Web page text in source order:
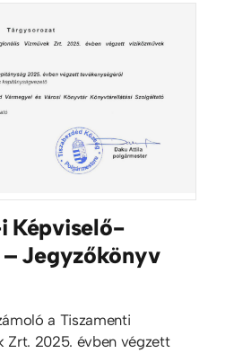
Képviselő-
Jegyzőkönyv
a Tiszamenti
Zrt. 2025. évben végzett